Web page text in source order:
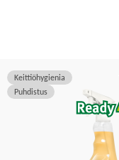
Keittiöhygienia
Puhdistus